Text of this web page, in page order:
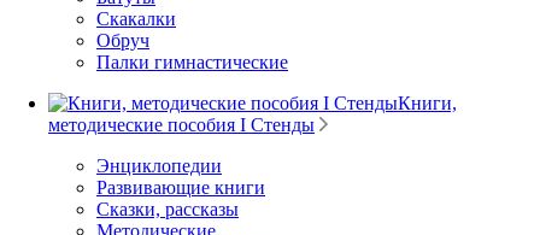
Скакалки
Обруч
Палки гимнастические
Книги,
методические пособия I Стенды
Энциклопедии
Развивающие книги
Сказки, рассказы
Методические